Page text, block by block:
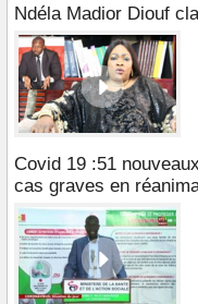
Ndéla Madior Diouf
Covid 19 :51
cas graves en